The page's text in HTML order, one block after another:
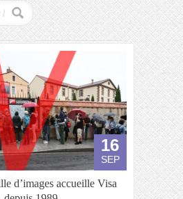
16
SEP
d’images accueille Visa